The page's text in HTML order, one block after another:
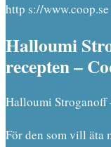
http s://
Halloumi
recepten –
Halloumi Stroganoff
För den som vill äta